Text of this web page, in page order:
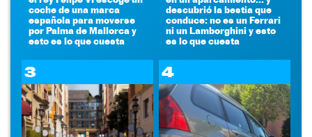
coche de una marca
española para moverse
por Palma de Mallorca y
esto es lo que cuesta
descubrió la bestia que
conduce: no es un Ferrari
ni un Lamborghini y esto
es lo que cuesta
3 4